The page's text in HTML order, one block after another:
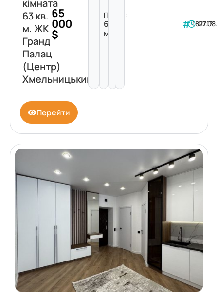
кімната
63 кв.
м. ЖК
Гранд
Палац
(Центр)
Хмельницький
65
000
$
Площа:
63
м²
182717
Перейти